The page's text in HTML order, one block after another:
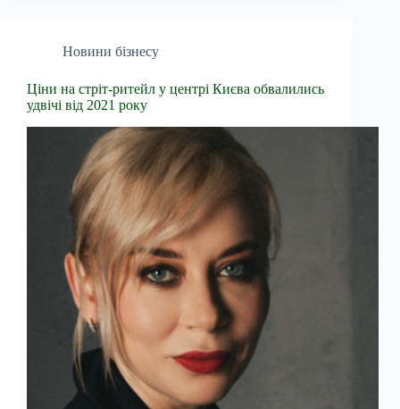
Новини бізнесу
Ціни на стріт-ритейл у центрі Києва обвалились
удвічі від 2021 року